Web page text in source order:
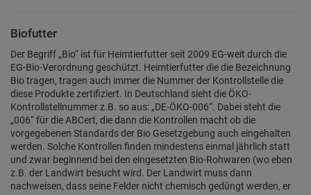
Biofutter
Der Begriff „Bio“ ist für Heimtierfutter seit 2009 EG-weit durch die
EG-Bio-Verordnung geschützt. Heimtierfutter die die Bezeichnung
Bio tragen, tragen auch immer die Nummer der Kontrollstelle die
diese Produkte zertifiziert. In Deutschland sieht die ÖKO-
Kontrollstellnummer z.B. so aus: „DE-ÖKO-006“. Dabei steht die
„006“ für die ABCert, die dann die Kontrollen macht ob die
vorgegebenen Standards der Bio Gesetzgebung auch eingehalten
werden. Solche Kontrollen finden mindestens einmal jährlich statt
und zwar beginnend bei den eingesetzten Bio-Rohwaren (wo eben
z.B. der Landwirt besucht wird. Der Landwirt muss dann
nachweisen, dass seine Felder nicht chemisch gedüngt werden, er